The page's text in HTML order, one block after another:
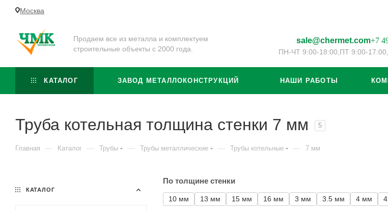
Москва
Продаем все из металла и комплектуем
строительные объекты с 2000 года.
sale@chermet.com+7
ПН-ЧТ 9:00-18:00, ПТ 9:00-17:00,
КАТАЛОГ ЗАВОД МЕТАЛЛОКОНСТРУКЦИЙ НАШИ РАБОТЫ
Труба котельная толщина стенки 7 мм 5
Главная — Каталог — Трубы — Трубы металлические — Трубы котельные — 7 мм
По толщине стенки
10 мм 13 мм 15 мм 16 мм 3 мм 3.5 мм 4 мм
КАТАЛОГ